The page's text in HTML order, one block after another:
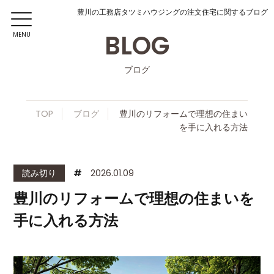
MENU
豊川の工務店タツミハウジングの注文住宅に関するブログ
BLOG
ブログ
TOP ブログ
豊川のリフォームで理想の住まい
を手に入れる方法
豊川のリフォームで理想の住まいを
手に入れる方法
読み切り # 2026.01.09